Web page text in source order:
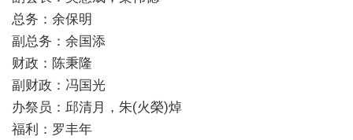
总务：余保明
副总务：余国添
财政：陈秉隆
副财政：冯国光
办祭员：邱清月，朱(火榮)焯
福利：罗丰年